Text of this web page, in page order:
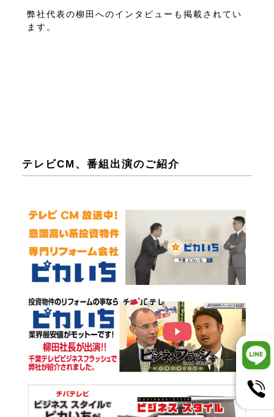
弊社代表の柳田へのインタビューも掲載されてい
ます。
テレビCM、番組出演のご紹介